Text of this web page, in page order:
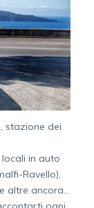
stazione dei
in auto
Ravello),
altre ancora…